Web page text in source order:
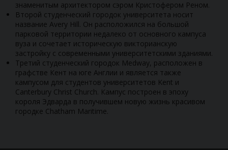
знаменитым архитектором сэром Кристофером Реном.
Второй студенческий городок университета носит
название Avery Hill. Он расположился на большой
парковой территории недалеко от основного кампуса
вуза и сочетает историческую викторианскую
застройку с современными университетскими зданиями.
Третий студенческий городок Medway, расположен в
графстве Кент на юге Англии и является также
кампусом для студентов университетов Kent и
Canterbury Christ Church. Кампус построен в эпоху
короля Эдварда в получившем новую жизнь красивом
городке Chatham Maritime.